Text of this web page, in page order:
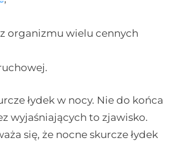
organizmu wielu cennych
łydek w nocy. Nie do końca
wyjaśniających to zjawisko.
się, że nocne skurcze łydek